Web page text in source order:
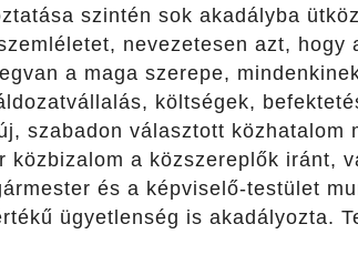
szintén sok akadályba
nevezetesen azt, hogy
a maga szerepe,
költségek,
szabadon választott közhatalom
közbizalom a közszereplők iránt,
és a képviselő-testület
ügyetlenség is akadályozta.